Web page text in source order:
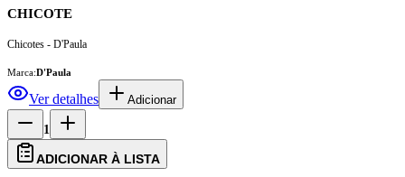
CHICOTE
Chicotes - D'Paula
Marca:D'Paula
Ver detalhes Adicionar
1
ADICIONAR À LISTA